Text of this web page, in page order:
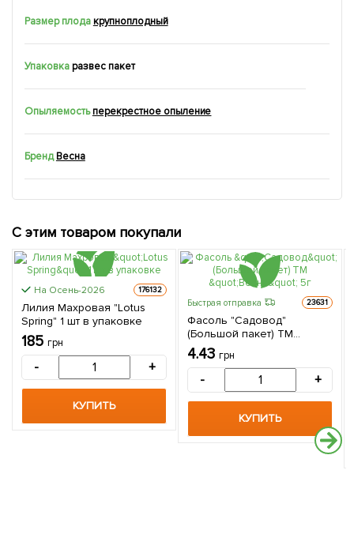
Размер плодакрупноплодный
Упаковкаразвес пакет
Опыляемостьперекрестное опыление
Бренд Весна
С этим товаром покупали
На Осень-2026 176132
Лилия Махровая "Lotus
Spring" 1 шт в упаковке
185 грн
- +
КУПИТЬ
Быстрая отправка 23631
Фасоль "Садовод"
(Большой пакет) ТМ
"Весна" 5г
4.43 грн
- +
КУПИТЬ